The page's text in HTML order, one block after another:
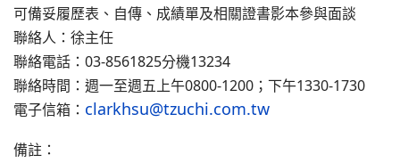
可備妥履歷表、自傳、成績單及相關證書影本參與面談
聯絡人：徐主任
聯絡電話：03-8561825分機13234
聯絡時間：週一至週五上午0800-1200；下午1330-1730
電子信箱： clarkhsu@tzuchi.com.tw
備註：